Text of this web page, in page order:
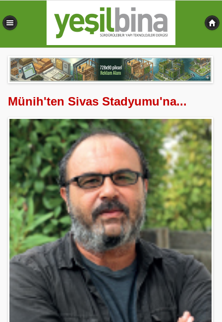
Münih'ten Sivas Stadyumu'na...
0,484 sn